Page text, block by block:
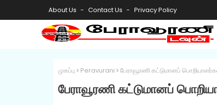
About Us Contact Us Privacy Policy
முகப்பு Peravurani பேராவூரணி கட்டுமானப்
பேராவூரணி கட்டுமானப்